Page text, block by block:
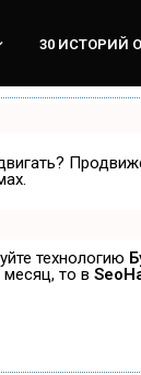
30 ИСТОРИЙ
технологию
то в